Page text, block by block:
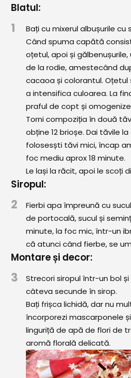
Blatul:
1
Bați cu mixerul albușurile cu
Când spuma capătă
oțetul, apoi și gălbenușurile,
de la rodie, amestecând
cacaoa și colorantul. Oțetul
a intensifica culoarea. La
praful de copt și
Torni compoziția în două
obține 12 brioșe. Dai tăvile
folosesști tăvi mici, încap
foc mediu aprox 18 minute.
Le lași la răcit, apoi le scoți
Siropul:
2
Fierbi apa împreună cu
de portocală, sucul și
minute, la foc mic, într-un
că atunci când fierbe, se
Montare și decor:
3
Strecori siropul într-un bol
câteva secunde în sirop.
Bați frișca lichidă, dar nu
încorporezi mascarponele
linguriță de apă de flori de
aromă florală delicată.